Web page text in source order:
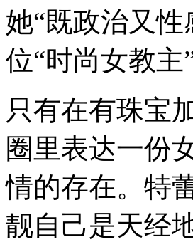
一
无
二
的
柔
力
量，
不
着
痕
迹
的
武
器
她“既政治又性
位“时尚女教
只有在有珠宝
圈里表达一份
情的存在。特
靓自己是天经